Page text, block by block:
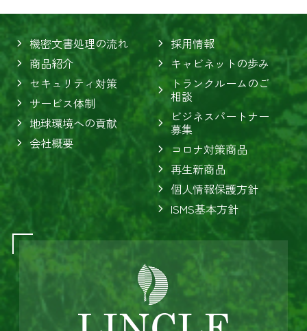
機密文書処理の流れ
商品紹介
セキュリティ対策
サービス体制
地球環境への貢献
会社概要
採用情報
キャビネットの歩み
トランクルームのご
相談
ビジネスパートナー
募集
コロナ対策商品
再生新商品
個人情報保護方針
ISMS基本方針